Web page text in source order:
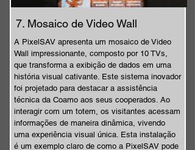
7. Mosaico de Video Wall
A PixelSAV apresenta um mosaico de Video
Wall impressionante, composto por 10 TVs,
que transforma a exibição de dados em uma
história visual cativante. Este sistema inovador
foi projetado para destacar a assistência
técnica da Coamo aos seus cooperados. Ao
interagir com um totem, os visitantes acessam
informações de maneira dinâmica, vivendo
uma experiência visual única. Esta instalação
é um exemplo claro de como a PixelSAV pode